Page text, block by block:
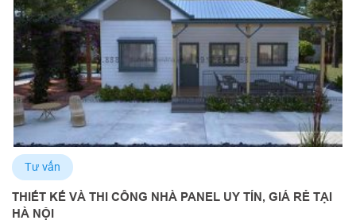
Tư vấn
THIẾT KẾ VÀ THI CÔNG NHÀ PANEL UY TÍN, GIÁ RẺ TẠI
HÀ NỘI